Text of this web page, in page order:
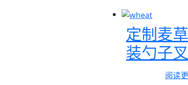
定制麦
装勺子
阅读